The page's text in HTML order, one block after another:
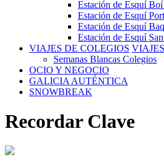
Estación de Esquí
Estación de Esquí
Estación de Esquí
Estación de Esquí
VIAJES DE COLEGIOS
Semanas Blancas Colegios
OCIO Y NEGOCIO
GALICIA AUTÉNTICA
SNOWBREAK
Recordar Clave